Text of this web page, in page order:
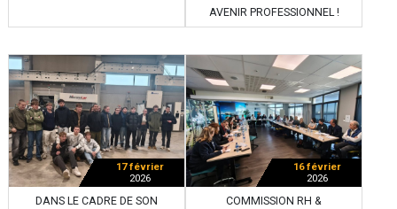
AVENIR PROFESSIONNEL !
17 février
2026
DANS LE CADRE DE SON
16 février
2026
COMMISSION RH &